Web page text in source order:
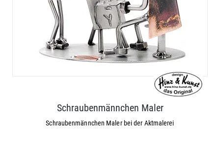
Schraubenmännchen Maler
Schraubenmännchen Maler bei der Aktmalerei